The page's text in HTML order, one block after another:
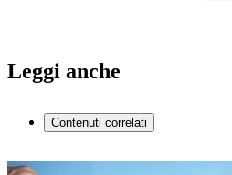
Leggi anche
Contenuti correlati